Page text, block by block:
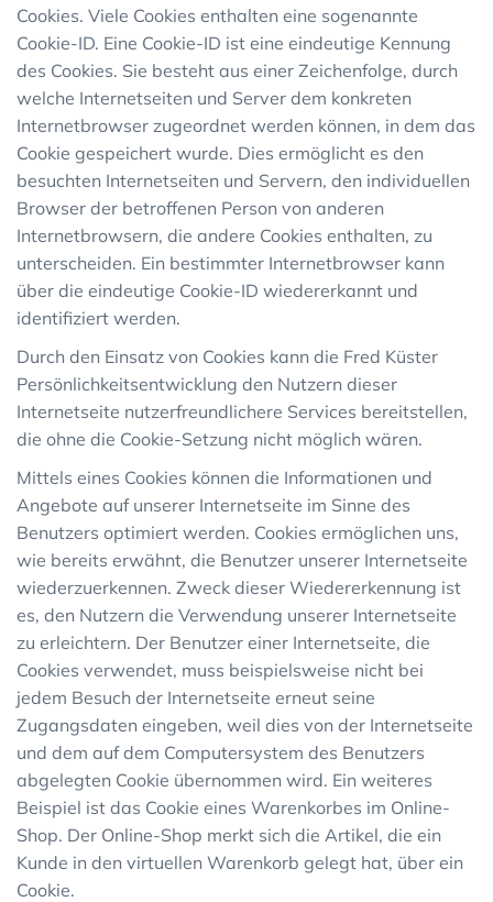
Cookies. Viele Cookies enthalten eine sogenannte
Cookie-ID. Eine Cookie-ID ist eine eindeutige Kennung
des Cookies. Sie besteht aus einer Zeichenfolge, durch
welche Internetseiten und Server dem konkreten
Internetbrowser zugeordnet werden können, in dem das
Cookie gespeichert wurde. Dies ermöglicht es den
besuchten Internetseiten und Servern, den individuellen
Browser der betroffenen Person von anderen
Internetbrowsern, die andere Cookies enthalten, zu
unterscheiden. Ein bestimmter Internetbrowser kann
über die eindeutige Cookie-ID wiedererkannt und
identifiziert werden.
Durch den Einsatz von Cookies kann die Fred Küster
Persönlichkeitsentwicklung den Nutzern dieser
Internetseite nutzerfreundlichere Services bereitstellen,
die ohne die Cookie-Setzung nicht möglich wären.
Mittels eines Cookies können die Informationen und
Angebote auf unserer Internetseite im Sinne des
Benutzers optimiert werden. Cookies ermöglichen uns,
wie bereits erwähnt, die Benutzer unserer Internetseite
wiederzuerkennen. Zweck dieser Wiedererkennung ist
es, den Nutzern die Verwendung unserer Internetseite
zu erleichtern. Der Benutzer einer Internetseite, die
Cookies verwendet, muss beispielsweise nicht bei
jedem Besuch der Internetseite erneut seine
Zugangsdaten eingeben, weil dies von der Internetseite
und dem auf dem Computersystem des Benutzers
abgelegten Cookie übernommen wird. Ein weiteres
Beispiel ist das Cookie eines Warenkorbes im Online-
Shop. Der Online-Shop merkt sich die Artikel, die ein
Kunde in den virtuellen Warenkorb gelegt hat, über ein
Cookie.